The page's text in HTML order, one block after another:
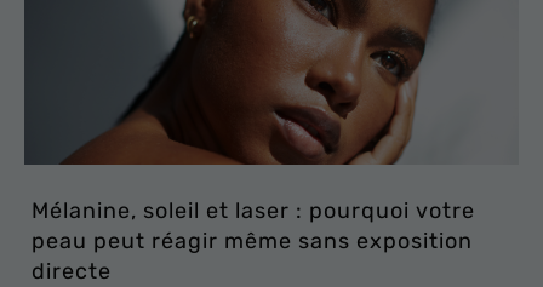
Mélanine, soleil et laser : pourquoi votre
peau peut réagir même sans exposition
directe